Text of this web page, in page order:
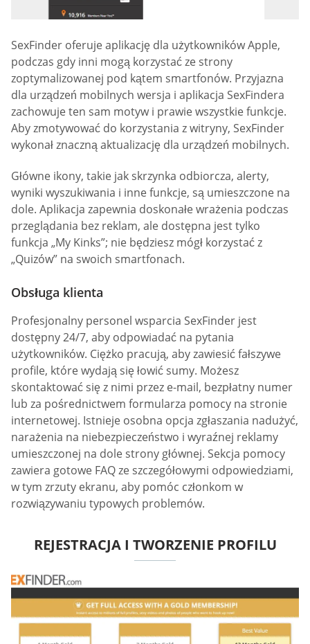
SexFinder oferuje aplikację dla użytkowników Apple,
podczas gdy inni mogą korzystać ze strony
zoptymalizowanej pod kątem smartfonów. Przyjazna
dla urządzeń mobilnych wersja i aplikacja SexFindera
zachowuje ten sam motyw i prawie wszystkie funkcje.
Aby zmotywować do korzystania z witryny, SexFinder
wykonał znaczną aktualizację dla urządzeń mobilnych.
Główne ikony, takie jak skrzynka odbiorcza, alerty,
wyniki wyszukiwania i inne funkcje, są umieszczone na
dole. Aplikacja zapewnia doskonałe wrażenia podczas
przeglądania bez reklam, ale dostępna jest tylko
funkcja „My Kinks”; nie będziesz mógł korzystać z
„Quizów” na swoich smartfonach.
Obsługa klienta
Profesjonalny personel wsparcia SexFinder jest
dostępny 24/7, aby odpowiadać na pytania
użytkowników. Ciężko pracują, aby zawiesić fałszywe
profile, które wydają się łowić sumy. Możesz
skontaktować się z nimi przez e-mail, bezpłatny numer
lub za pośrednictwem formularza pomocy na stronie
internetowej. Istnieje osobna opcja zgłaszania nadużyć,
narażenia na niebezpieczeństwo i wyraźnej reklamy
umieszczonej na dole strony głównej. Sekcja pomocy
zawiera gotowe FAQ ze szczegółowymi odpowiedziami,
w tym zrzuty ekranu, aby pomóc członkom w
rozwiązywaniu typowych problemów.
REJESTRACJA I TWORZENIE PROFILU